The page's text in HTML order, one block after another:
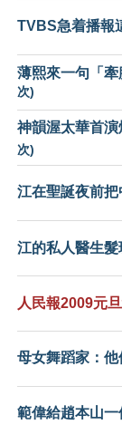
TVBS急着播報
薄熙來一句「
次)
神韻渥太華首
次)
江在聖誕夜前
江的私人醫生
人民報2009元
母女舞蹈家：
範偉給趙本山